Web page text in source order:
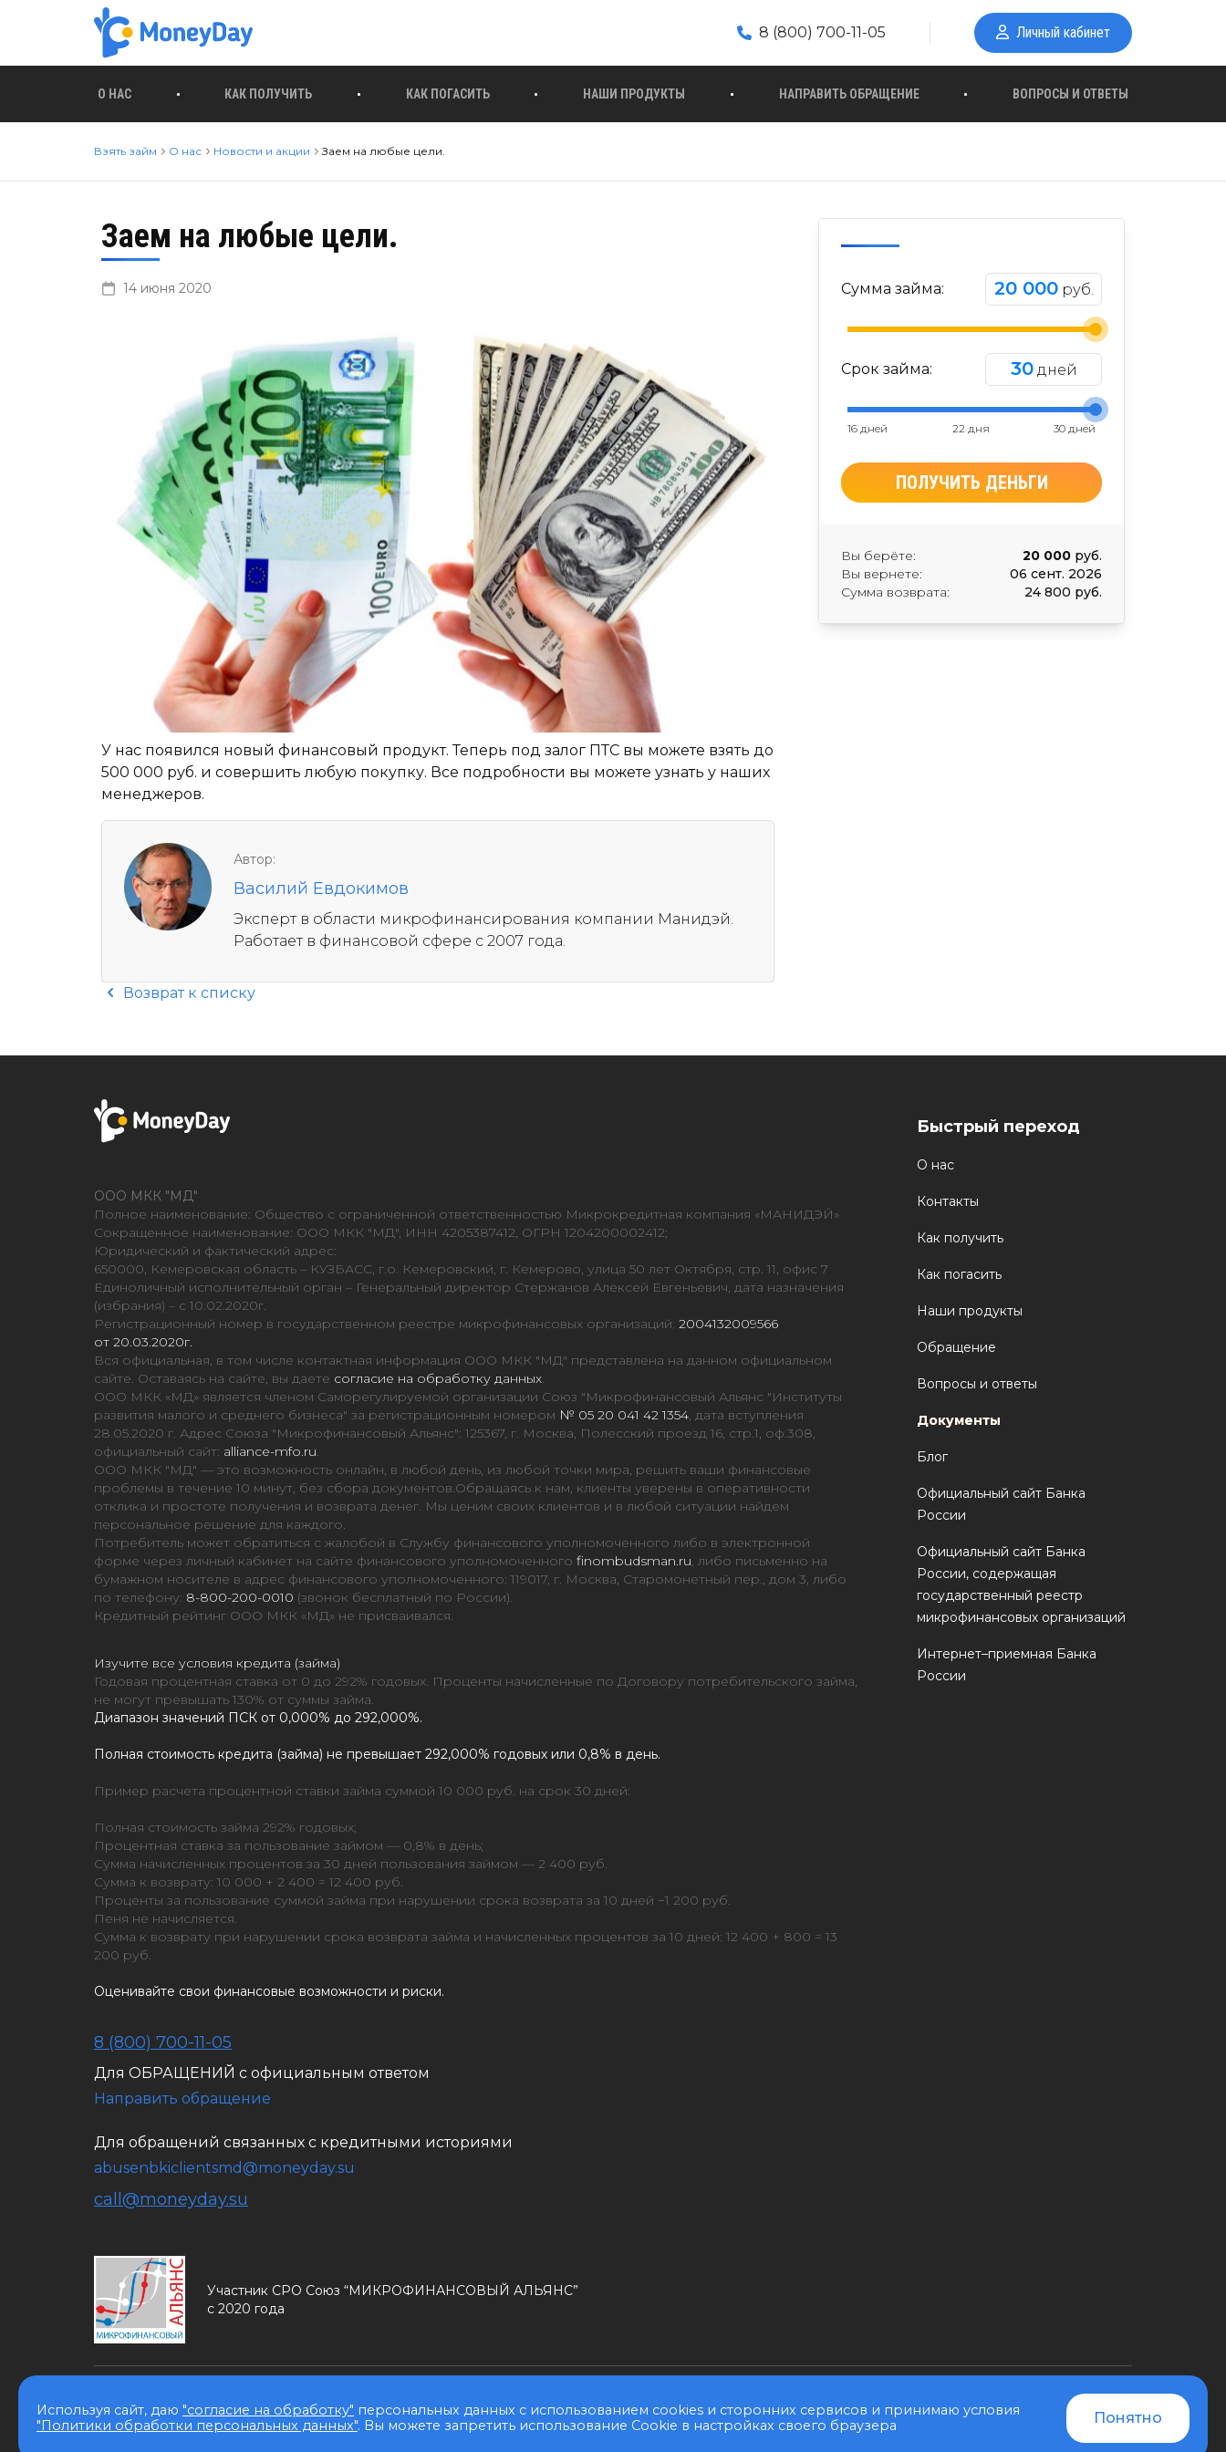
Используя сайт, даю "согласие на обработку" персональных данных с использованием cookies и сторонних сервисов и принимаю условия
"Политики обработки персональных данных". Вы можете запретить использование Cookie в настройках своего браузера Понятно
8 (800) 700-11-05 Личный кабинет
О НАС КАК ПОЛУЧИТЬ КАК ПОГАСИТЬ НАШИ ПРОДУКТЫ НАПРАВИТЬ ОБРАЩЕНИЕ ВОПРОСЫ И ОТВЕТЫ
Взять займ О нас Новости и акции Заем на любые цели.
Заем на любые цели.
14 июня 2020
У нас появился новый финансовый продукт. Теперь под залог ПТС вы можете взять до
500 000 руб. и совершить любую покупку. Все подробности вы можете узнать у наших
менеджеров.
Автор:
Василий Евдокимов
Эксперт в области микрофинансирования компании Манидэй.
Работает в финансовой сфере с 2007 года.
Возврат к списку
Сумма займа: 20 000 руб.
Срок займа: 30 дней
16 дней 22 дня 30 дней
ПОЛУЧИТЬ ДЕНЬГИ
Вы берёте: 20 000 руб.
Вы вернете:
06 сент. 2026
Сумма возврата:
24 800 руб.
ООО МКК "МД"
Полное наименование: Общество с ограниченной ответственностью Микрокредитная компания «МАНИДЭЙ»
Сокращенное наименование: ООО МКК "МД", ИНН 4205387412, ОГРН 1204200002412;
Юридический и фактический адрес:
650000, Кемеровская область – КУЗБАСС, г.о. Кемеровский, г. Кемерово, улица 50 лет Октября, стр. 11, офис 7
Единоличный исполнительный орган – Генеральный директор Стержанов Алексей Евгеньевич, дата назначения
(избрания) – с 10.02.2020г.
Регистрационный номер в государственном реестре микрофинансовых организаций: 2004132009566
от 20.03.2020г.
Вся официальная, в том числе контактная информация ООО МКК "МД" представлена на данном официальном
сайте. Оставаясь на сайте, вы даете согласие на обработку данных
ООО МКК «МД» является членом Саморегулируемой организации Союз "Микрофинансовый Альянс "Институты
развития малого и среднего бизнеса" за регистрационным номером № 05 20 041 42 1354 , дата вступления
28.05.2020 г. Адрес Союза "Микрофинансовый Альянс": 125367, г. Москва, Полесский проезд 16, стр.1, оф.308,
официальный сайт: alliance-mfo.ru
ООО МКК "МД" — это возможность онлайн, в любой день, из любой точки мира, решить ваши финансовые
проблемы в течение 10 минут, без сбора документов.Обращаясь к нам, клиенты уверены в оперативности
отклика и простоте получения и возврата денег. Мы ценим своих клиентов и в любой ситуации найдем
персональное решение для каждого.
Потребитель может обратиться с жалобой в Службу финансового уполномоченного либо в электронной
форме через личный кабинет на сайте финансового уполномоченного finombudsman.ru , либо письменно на
бумажном носителе в адрес финансового уполномоченного: 119017, г. Москва, Старомонетный пер., дом 3, либо
по телефону: 8-800-200-0010 (звонок бесплатный по России).
Кредитный рейтинг ООО МКК «МД» не присваивался.
Изучите все условия кредита (займа)
Годовая процентная ставка от 0 до 292% годовых. Проценты начисленные по Договору потребительского займа,
не могут превышать 130% от суммы займа.
Диапазон значений ПСК от 0,000% до 292,000%.
Полная стоимость кредита (займа) не превышает 292,000% годовых или 0,8% в день.
Пример расчета процентной ставки займа суммой 10 000 руб. на срок 30 дней:
Полная стоимость займа 292% годовых;
Процентная ставка за пользование займом — 0,8% в день;
Сумма начисленных процентов за 30 дней пользования займом — 2 400 руб.
Сумма к возврату: 10 000 + 2 400 = 12 400 руб.
Проценты за пользование суммой займа при нарушении срока возврата за 10 дней −1 200 руб.
Пеня не начисляется.
Сумма к возврату при нарушении срока возврата займа и начисленных процентов за 10 дней: 12 400 + 800 = 13
200 руб.
Оценивайте свои финансовые возможности и риски.
8 (800) 700-11-05
Для ОБРАЩЕНИЙ с официальным ответом
Направить обращение
Для обращений связанных с кредитными историями
abusenbkiclientsmd@moneyday.su
call@moneyday.su
Участник СРО Союз “МИКРОФИНАНСОВЫЙ АЛЬЯНС”
с 2020 года
Быстрый переход
О нас
Контакты
Как получить
Как погасить
Наши продукты
Обращение
Вопросы и ответы
Документы
Блог
Официальный сайт Банка
России
Официальный сайт Банка
России, содержащая
государственный реестр
микрофинансовых организаций
Интернет–приемная Банка
России
© MoneyDay 2026. Все права защищены.
Карта сайта
ПОЛУЧИТЬ ЗАЙМ